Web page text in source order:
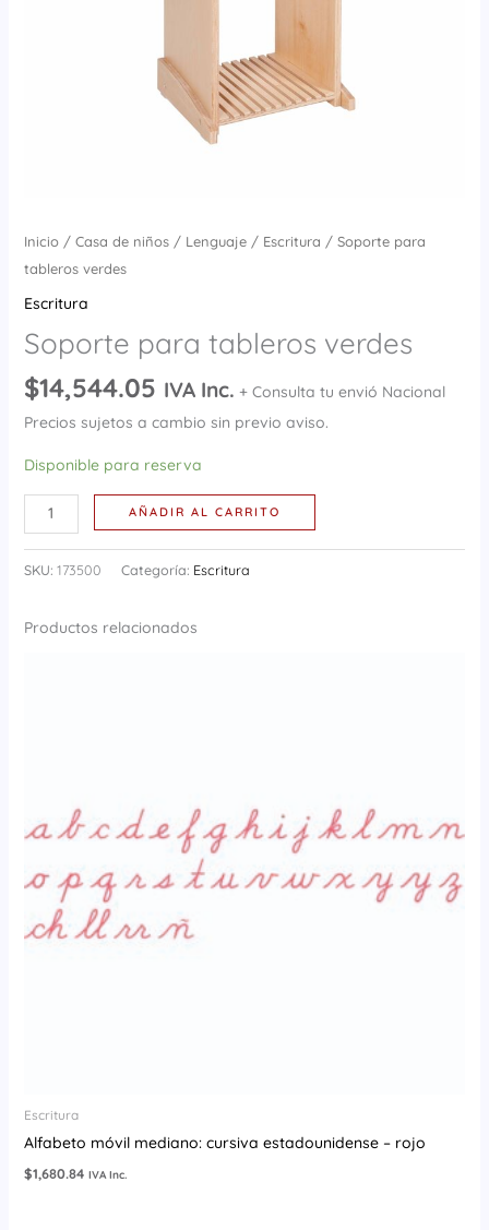
Inicio/ Casa de niños/ Lenguaje/ Escritura / Soporte para
tableros verdes
Escritura
Soporte para tableros verdes
$14,544.05 IVA Inc. + Consulta tu envió Nacional
Precios sujetos a cambio sin previo aviso.
Disponible para reserva
AÑADIR AL CARRITO
SKU: 173500 Categoría: Escritura
Productos relacionados
Escritura
Alfabeto móvil mediano: cursiva estadounidense – rojo
$1,680.84 IVA Inc.